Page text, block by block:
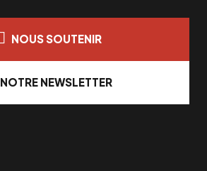
NOUS SOUTENIR
NOTRE NEWSLETTER